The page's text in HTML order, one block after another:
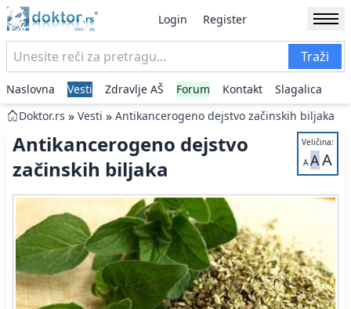
Login Register
Traži
Naslovna Vesti Zdravlje AŠ Forum Kontakt
Slagalica
Doktor.rs » Vesti » Antikancerogeno dejstvo začinskih biljaka
Veličina:
A AA
Antikancerogeno dejstvo
začinskih biljaka